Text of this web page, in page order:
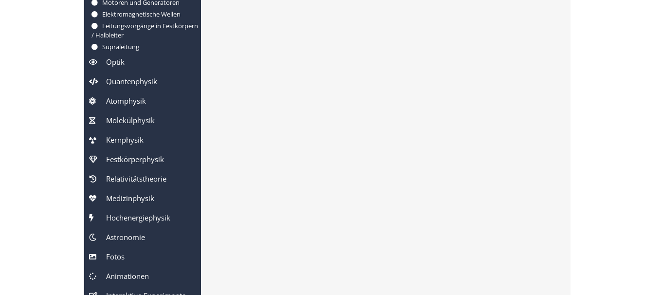
Motoren und Generatoren
Elektromagnetische Wellen
Leitungsvorgänge in Festkörpern
/ Halbleiter
Supraleitung
Optik
Quantenphysik
Atomphysik
Molekülphysik
Kernphysik
Festkörperphysik
Relativitätstheorie
Medizinphysik
Hochenergiephysik
Astronomie
Fotos
Animationen